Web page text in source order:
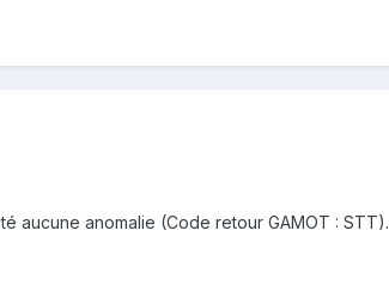
aucune anomalie (Code retour GAMOT : STT).